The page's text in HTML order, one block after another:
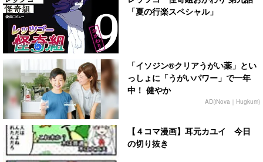
「夏の行楽スペシャル」
「イソジン®クリアうがい薬」とい
っしょに「うがいパワー」で一年
中！ 健やか
AD(iNova｜Hugkum)
【４コマ漫画】耳元カユイ 今日
の切り抜き